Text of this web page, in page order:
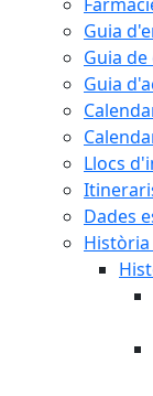
Guia
Guia
Guia
Llocs
Dades
Història